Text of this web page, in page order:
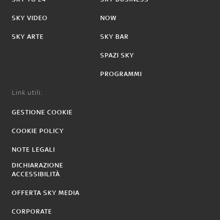
SKY VIDEO
SKY ARTE
NOW
SKY BAR
SPAZI SKY
PROGRAMMI
Link utili:
GESTIONE COOKIE
COOKIE POLICY
NOTE LEGALI
DICHIARAZIONE
ACCESSIBILITÀ
OFFERTA SKY MEDIA
CORPORATE